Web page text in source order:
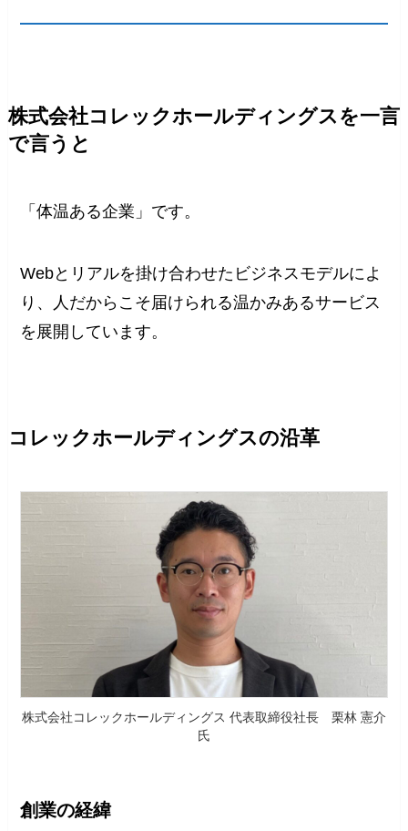
株式会社コレックホールディングスを一言
で言うと
「体温ある企業」です。
Webとリアルを掛け合わせたビジネスモデルによ
り、人だからこそ届けられる温かみあるサービス
を展開しています。
コレックホールディングスの沿革
株式会社コレックホールディングス 代表取締役社長 栗林 憲介
氏
創業の経緯